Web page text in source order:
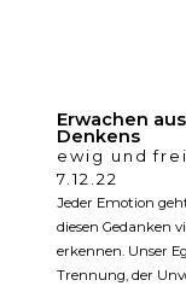
Erwachen
Denkens
ewig und frei
7.12.22
Jeder Emotion
diesen Gedanken
erkennen. Unser
Trennung, der